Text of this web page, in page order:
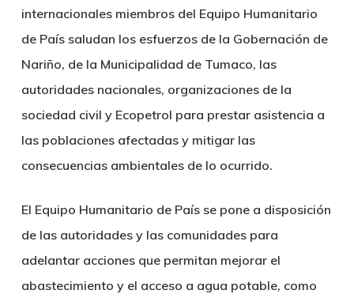
internacionales miembros del Equipo Humanitario
de País saludan los esfuerzos de la Gobernación de
Nariño, de la Municipalidad de Tumaco, las
autoridades nacionales, organizaciones de la
sociedad civil y Ecopetrol para prestar asistencia a
las poblaciones afectadas y mitigar las
consecuencias ambientales de lo ocurrido.
El Equipo Humanitario de País se pone a disposición
de las autoridades y las comunidades para
adelantar acciones que permitan mejorar el
abastecimiento y el acceso a agua potable, como